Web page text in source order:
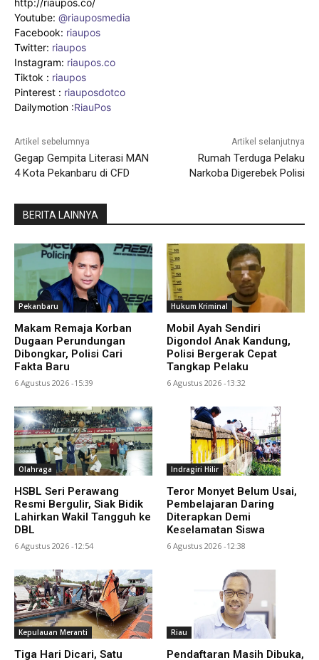
Youtube: @riauposmedia
Facebook: riaupos
Twitter: riaupos
Instagram: riaupos.co
Tiktok : riaupos
Pinterest : riauposdotco
Dailymotion :RiauPos
Artikel sebelumnya
Gegap Gempita Literasi MAN
4 Kota Pekanbaru di CFD
Artikel selanjutnya
Rumah Terduga Pelaku
Narkoba Digerebek Polisi
BERITA LAINNYA
Pekanbaru
Makam Remaja Korban
Dugaan Perundungan
Dibongkar, Polisi Cari
Fakta Baru
6 Agustus 2026 -15:39
Hukum Kriminal
Mobil Ayah Sendiri
Digondol Anak Kandung,
Polisi Bergerak Cepat
Tangkap Pelaku
6 Agustus 2026 -13:32
Olahraga
HSBL Seri Perawang
Resmi Bergulir, Siak Bidik
Lahirkan Wakil Tangguh ke
DBL
6 Agustus 2026 -12:54
Indragiri Hilir
Teror Monyet Belum Usai,
Pembelajaran Daring
Diterapkan Demi
Keselamatan Siswa
6 Agustus 2026 -12:38
Kepulauan Meranti
Tiga Hari Dicari, Satu
Riau
Pendaftaran Masih Dibuka,